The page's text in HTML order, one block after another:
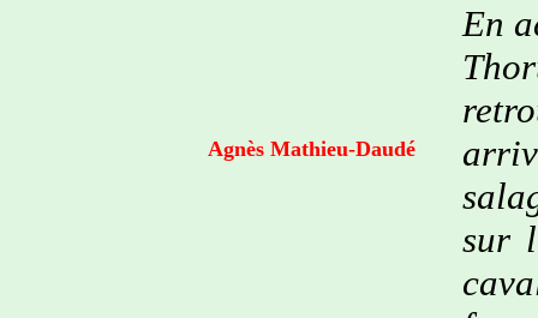
Agnès Mathieu-Daudé
En
sur